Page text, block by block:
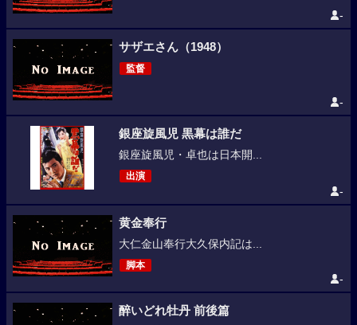
-
サザエさん（1948）
監督
-
銀座旋風児 黒幕は誰だ
銀座旋風児・卓也は日本開...
出演
-
黄金奉行
大仁金山奉行大久保内記は...
脚本
-
醉いどれ牡丹 前後篇